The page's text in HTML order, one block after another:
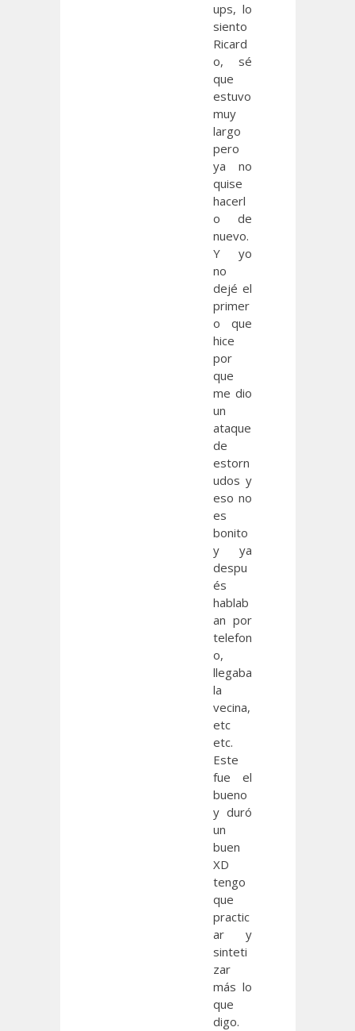
ups, lo
siento
Ricard
o, sé
que
estuvo
muy
largo
pero
ya no
quise
hacerl
o de
nuevo.
Y yo
no
dejé el
primer
o que
hice
por
que
me dio
un
ataque
de
estorn
udos y
eso no
es
bonito
y ya
despu
és
hablab
an por
telefon
o,
llegaba
la
vecina,
etc
etc.
Este
fue el
bueno
y duró
un
buen
XD
tengo
que
practic
ar y
sinteti
zar
más lo
que
digo.